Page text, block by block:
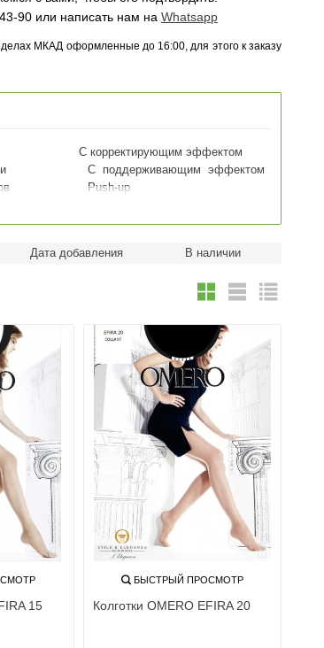
90 или написать нам на Whatsapp
МКАД оформленные до 16:00, для этого к заказу
С корректирующим эффектом
C поддерживающим эффектом
Push-up
Бесшовные колготки
Дата добавления В наличии
15
БЫСТРЫЙ ПРОСМОТР
Колготки OMERO EFIRA 20